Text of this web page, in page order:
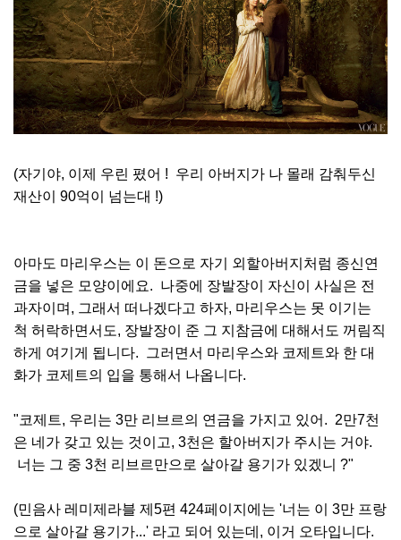
(자기야, 이제 우린 폈어 ! 우리 아버지가 나 몰래 감춰두신
재산이 90억이 넘는대 !)
아마도 마리우스는 이 돈으로 자기 외할아버지처럼 종신연
금을 넣은 모양이에요. 나중에 장발장이 자신이 사실은 전
과자이며, 그래서 떠나겠다고 하자, 마리우스는 못 이기는
척 허락하면서도, 장발장이 준 그 지참금에 대해서도 꺼림직
하게 여기게 됩니다. 그러면서 마리우스와 코제트와 한 대
화가 코제트의 입을 통해서 나옵니다.
"코제트, 우리는 3만 리브르의 연금을 가지고 있어. 2만7천
은 네가 갖고 있는 것이고, 3천은 할아버지가 주시는 거야.
너는 그 중 3천 리브르만으로 살아갈 용기가 있겠니 ?"
(민음사 레미제라블 제5편 424페이지에는 '너는 이 3만 프랑
으로 살아갈 용기가...' 라고 되어 있는데, 이거 오타입니다.